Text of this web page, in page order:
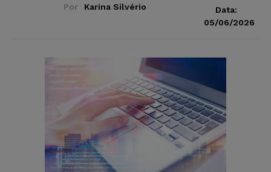
Por Karina Silvério
Data:
05/06/2026